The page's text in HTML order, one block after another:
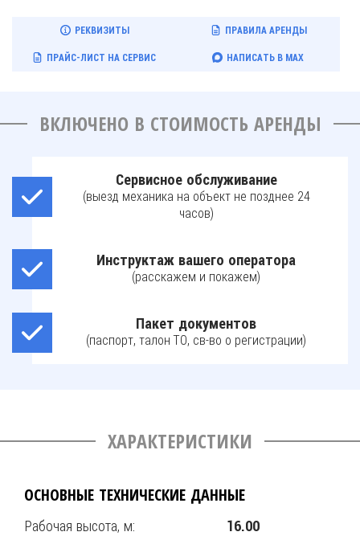
РЕКВИЗИТЫ ПРАВИЛА АРЕНДЫ
ПРАЙС-ЛИСТ НА СЕРВИС НАПИСАТЬ В MAX
ВКЛЮЧЕНО В СТОИМОСТЬ АРЕНДЫ
Сервисное обслуживание
(выезд механика на объект не позднее 24
часов)
Инструктаж вашего оператора
(расскажем и покажем)
Пакет документов
(паспорт, талон ТО, св-во о регистрации)
ХАРАКТЕРИСТИКИ
ОСНОВНЫЕ ТЕХНИЧЕСКИЕ ДАННЫЕ
Рабочая высота, м: 16.00